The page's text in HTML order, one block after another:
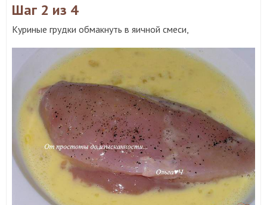
Шаг 2 из 4
Куриные грудки обмакнуть в яичной смеси,